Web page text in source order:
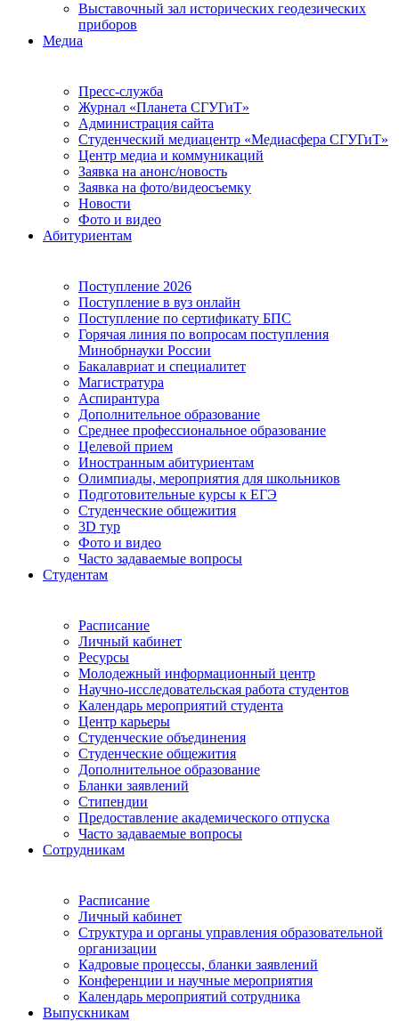
Выставочный зал исторических геодезических
приборов
Медиа
Пресс-служба
Журнал «Планета СГУГиТ»
Администрация сайта
Студенческий медиацентр «Медиасфера СГУГиТ»
Центр медиа и коммуникаций
Заявка на анонс/новость
Заявка на фото/видеосъемку
Новости
Фото и видео
Абитуриентам
Поступление 2026
Поступление в вуз онлайн
Поступление по сертификату БПС
Горячая линия по вопросам поступления
Минобрнауки России
Бакалавриат и специалитет
Магистратура
Аспирантура
Дополнительное образование
Среднее профессиональное образование
Целевой прием
Иностранным абитуриентам
Олимпиады, мероприятия для школьников
Подготовительные курсы к ЕГЭ
Студенческие общежития
3D тур
Фото и видео
Часто задаваемые вопросы
Студентам
Расписание
Личный кабинет
Ресурсы
Молодежный информационный центр
Научно-исследовательская работа студентов
Календарь мероприятий студента
Центр карьеры
Студенческие объединения
Студенческие общежития
Дополнительное образование
Бланки заявлений
Стипендии
Предоставление академического отпуска
Часто задаваемые вопросы
Сотрудникам
Расписание
Личный кабинет
Структура и органы управления образовательной
организации
Кадровые процессы, бланки заявлений
Конференции и научные мероприятия
Календарь мероприятий сотрудника
Выпускникам